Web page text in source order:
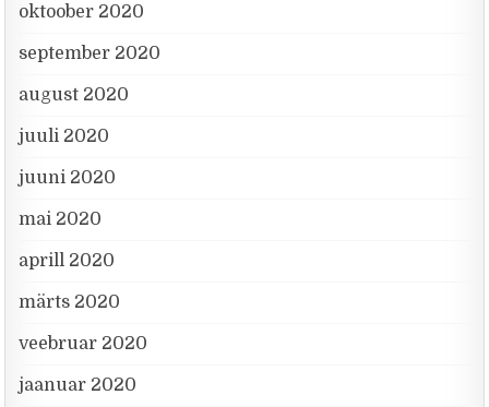
oktoober 2020
september 2020
august 2020
juuli 2020
juuni 2020
mai 2020
aprill 2020
märts 2020
veebruar 2020
jaanuar 2020